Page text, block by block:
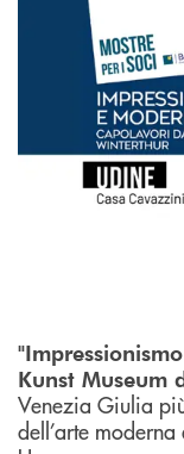
Kunst Museum
Venezia Giulia
dell’arte